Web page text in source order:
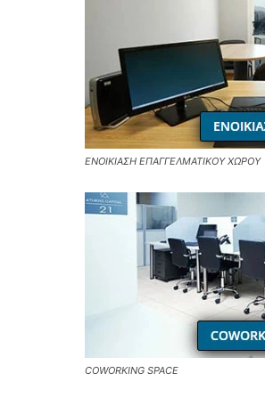
ΕΝΟΙΚΙΑΣΗ ΕΠΑΓΓΕΛΜΑΤΙΚΟΥ ΧΩΡΟΥ
COWORKING SPACE